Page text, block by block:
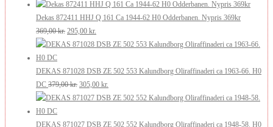
269,00 kr..200,00 kr..
oprindelige
pris
var:
349,00 kr..
aktuelle
pris
er:
299,00 kr..
Dekas 872411 HHJ Q 161 Ca 1944-62 H0 Odderbanen. Nypris 369kr
369,00kr. Den
oprindelige
var:
369,00 kr..
295,00 kr.
aktuelle
er:
295,00 kr..
DEKAS 871028 DSB ZE 502 553 Kalundborg Oliraffinaderi ca 1963-66. H0
DC 379,00kr. Den
oprindelige
var:
305,00 kr.
aktuelle
er:
DEKAS 871027 DSB ZE 502 552 Kalundborg Oliraffinaderi ca 1948-58. H0